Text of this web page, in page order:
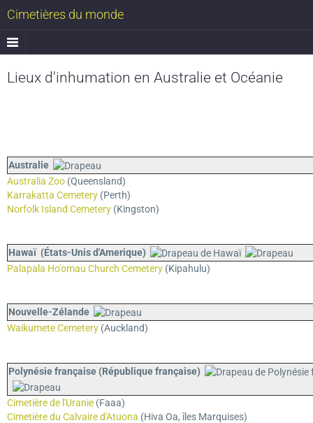
Cimetières du monde
Lieux d'inhumation en Australie et Océanie
Australie
Australia Zoo (Queensland)
Karrakatta Cemetery (Perth)
Norfolk Island Cemetery (Kingston)
Hawaï (États-Unis d'Amerique)
Palapala Ho'omau Church Cemetery (Kipahulu)
Nouvelle-Zélande
Waikumete Cemetery (Auckland)
Polynésie française (République française)
Cimetière de l'Uranie (Faaa)
Cimetière du Calvaire d'Atuona (Hiva Oa, îles Marquises)